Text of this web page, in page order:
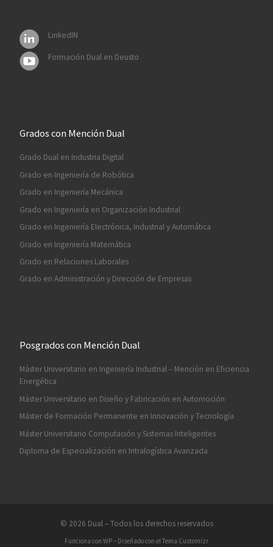
LinkedIN
Formación Dual en Deusto
Grados con Mención Dual
Grado Dual en Industria Digital
Grado en Ingeniería de Robótica
Grado en Ingeniería Mecánica
Grado en Ingeniería en Organización Industrial
Grado en Ingeniería Electrónica, Industrial y Automática
Grado en Ingeniería Matemática
Grado en Relaciones Laborales
Grado en Administración y Dirección de Empresas
Posgrados con Mención Dual
Máster Universitario en Ingeniería Industrial – Mención en Eficiencia
Energética
Máster Universitario en Diseño y Fabricación en Automoción
Máster de Formación Permanente en Innovación y Tecnología
Máster Universitario Computación y Sistemas Inteligentes
Diploma de Especialización en Intralogística Avanzada
© 2026 Dual– Todos los derechos reservados
Funciona con WP– Diseñado con elTema Customizr